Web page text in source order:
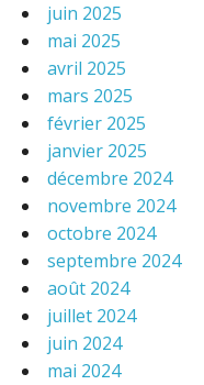
juin 2025
mai 2025
avril 2025
mars 2025
février 2025
janvier 2025
décembre 2024
novembre 2024
octobre 2024
septembre 2024
août 2024
juillet 2024
juin 2024
mai 2024